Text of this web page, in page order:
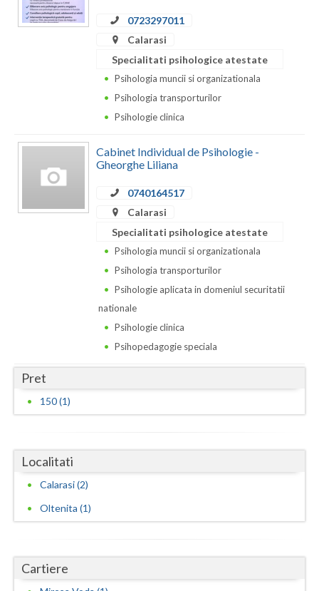
Giurgiu
Maramures
Salaj
Satu-Mare
Suceava
Timis
Tulcea
Valcea
0723297011
Calarasi
Specialitati psihologice atestate
Psihologia muncii si organizationala
Psihologia transporturilor
Psihologie clinica
Cabinet Individual de Psihologie -
Gheorghe Liliana
0740164517
Calarasi
Specialitati psihologice atestate
Psihologia muncii si organizationala
Psihologia transporturilor
Psihologie aplicata in domeniul securitatii
nationale
Psihologie clinica
Psihopedagogie speciala
Pret
150 (1)
Localitati
Calarasi (2)
Oltenita (1)
Cartiere